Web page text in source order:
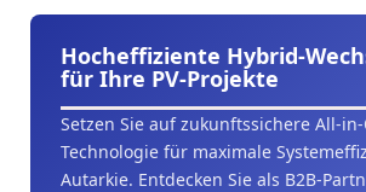
Hocheffiziente Hybrid-
für Ihre PV-Projekte
Setzen Sie auf zukunftssichere All-
Technologie für maximale
Autarkie. Entdecken Sie als B2B-